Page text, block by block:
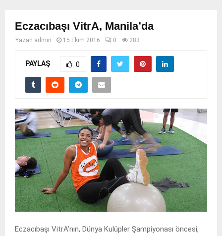
Eczacıbaşı VitrA, Manila’da
Yazan admin 15 Ekim 2016 0 283
PAYLAŞ 0
Eczacıbaşı VitrA’nın, Dünya Kulüpler Şampiyonası öncesi,